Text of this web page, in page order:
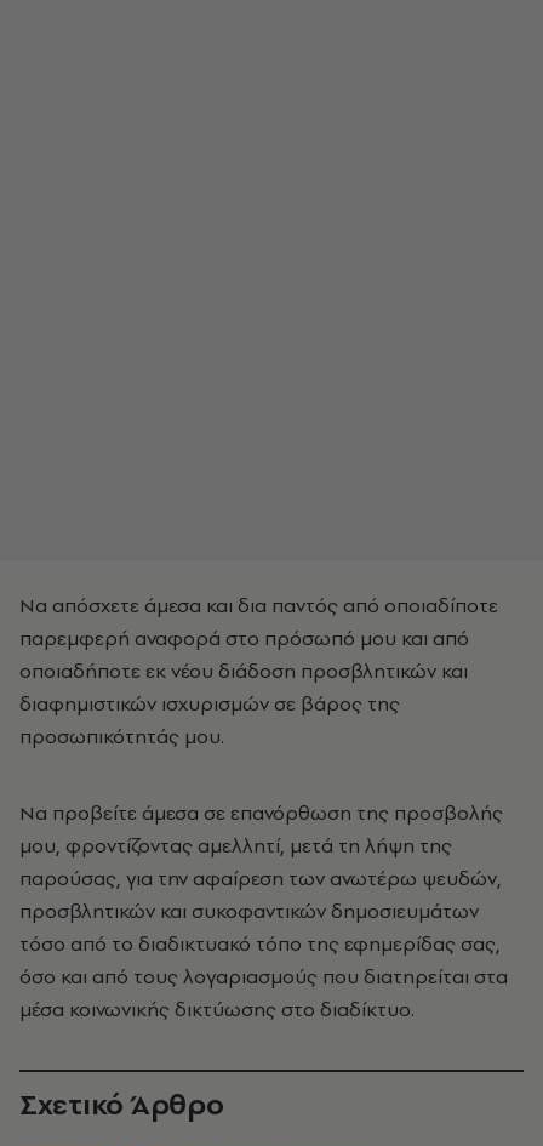
Να απόσχετε άμεσα και δια παντός από οποιαδίποτε
παρεμφερή αναφορά στο πρόσωπό μου και από
οποιαδήποτε εκ νέου διάδοση προσβλητικών και
διαφημιστικών ισχυρισμών σε βάρος της
προσωπικότητάς μου.
Να προβείτε άμεσα σε επανόρθωση της προσβολής
μου, φροντίζοντας αμελλητί, μετά τη λήψη της
παρούσας, για την αφαίρεση των ανωτέρω ψευδών,
προσβλητικών και συκοφαντικών δημοσιευμάτων
τόσο από το διαδικτυακό τόπο της εφημερίδας σας,
όσο και από τους λογαριασμούς που διατηρείται στα
μέσα κοινωνικής δικτύωσης στο διαδίκτυο.
Σχετικό Άρθρο